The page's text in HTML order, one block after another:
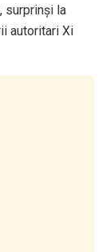
surprinși la
autoritari Xi